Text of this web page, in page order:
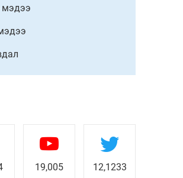
мэдээ
19,005 12,1233